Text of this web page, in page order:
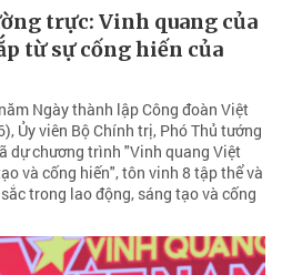
trực: Vinh quang của
từ sự cống hiến của
Ngày thành lập Công đoàn Việt
Ủy viên Bộ Chính trị, Phó Thủ tướng
dự chương trình "Vinh quang Việt
và cống hiến", tôn vinh 8 tập thể và
trong lao động, sáng tạo và cống